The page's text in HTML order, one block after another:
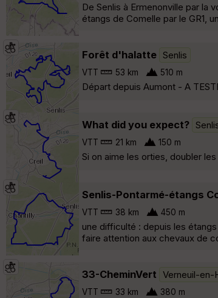
De Senlis à Ermenonville par
étangs de Comelle par le GR1,
Forêt d'halatte Senlis
VTT 53 km 510 m
Départ depuis Aumont - A
What did you expect?
VTT 21 km 150 m
Si on aime les orties, doubler
Senlis-Pontarmé-étangs
VTT 38 km 450 m
une difficulté : depuis les
faire attention aux chevaux de
33-CheminVert Verneuil-en-
VTT 33 km 380 m